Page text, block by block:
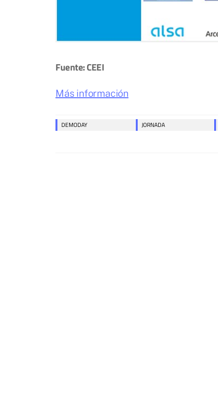
Fuente: CEEI
Más información
DEMODAY JORNADA